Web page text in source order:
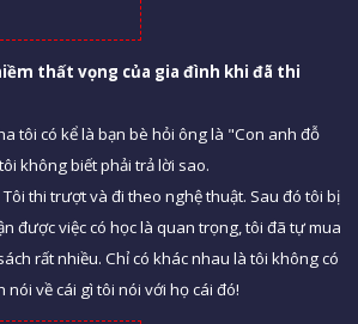
m thất vọng của gia đình khi đã thi
tôi có kể là bạn bè hỏi ông là "Con anh đỗ
không biết phải trả lời sao.
thi trượt và đi theo nghệ thuật. Sau đó tôi bị
được việc có học là quan trọng, tôi đã tự mua
rất nhiều. Chỉ có khác nhau là tôi không có
về cái gì tôi nói với họ cái đó!